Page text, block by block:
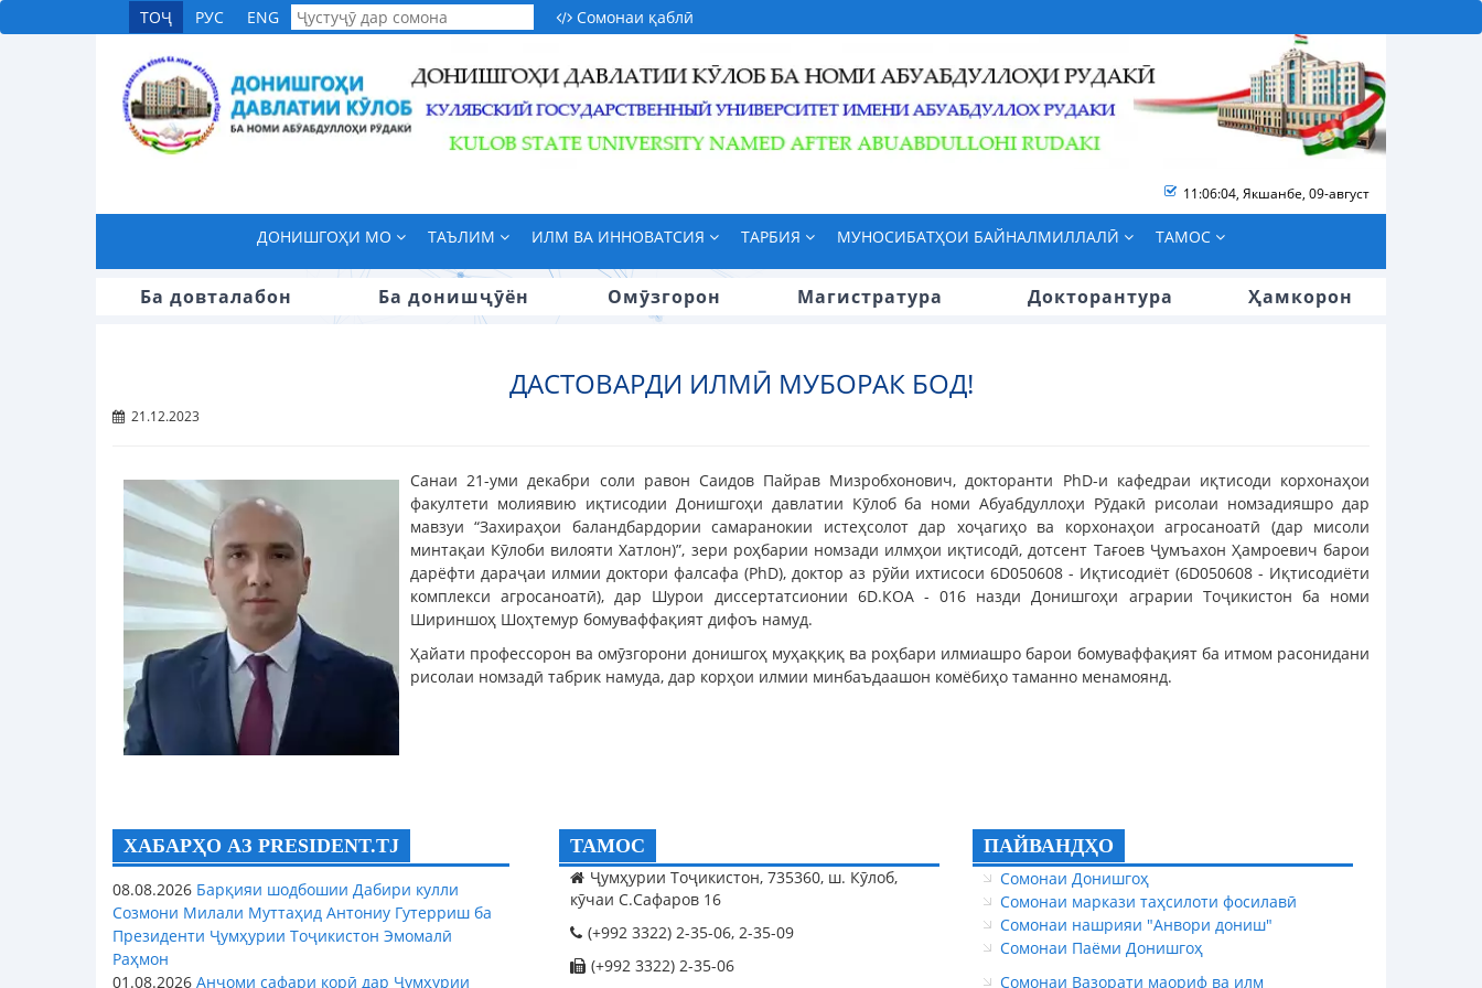
ТОҶ РУС ENG Сомонаи қаблӣ
11:06:04, Якшанбе, 09-август
ДОНИШГОҲИ МО ТАЪЛИМ ИЛМ ВА ИННОВАТСИЯ ТАРБИЯ МУНОСИБАТҲОИ БАЙНАЛМИЛЛАЛӢ ТАМОС
Ба довталабон Ба донишҷӯён Омӯзгорон Магистратура Докторантура Ҳамкорон
ДАСТОВАРДИ ИЛМӢ МУБОРАК БОД!
21.12.2023
Санаи 21-уми декабри соли равон Саидов Пайрав Мизробхонович, докторанти PhD-и кафедраи иқтисоди корхонаҳои
факултети молиявию иқтисодии Донишгоҳи давлатии Кӯлоб ба номи Абуабдуллоҳи Рӯдакӣ рисолаи номзадияшро дар
мавзуи “Захираҳои баландбардории самаранокии истеҳсолот дар хоҷагиҳо ва корхонаҳои агросаноатӣ (дар мисоли
минтақаи Кӯлоби вилояти Хатлон)”, зери роҳбарии номзади илмҳои иқтисодӣ, дотсент Тағоев Ҷумъахон Ҳамроевич барои
дарёфти дараҷаи илмии доктори фалсафа (PhD), доктор аз рӯйи ихтисоси 6D050608 - Иқтисодиёт (6D050608 - Иқтисодиёти
комплекси агросаноатӣ), дар Шурои диссертатсионии 6D.КОА - 016 назди Донишгоҳи аграрии Тоҷикистон ба номи
Шириншоҳ Шоҳтемур бомуваффақият дифоъ намуд.
Ҳайати профессорон ва омӯзгорони донишгоҳ муҳаққиқ ва роҳбари илмиашро барои бомуваффақият ба итмом расонидани
рисолаи номзадӣ табрик намуда, дар корҳои илмии минбаъдаашон комёбиҳо таманно менамоянд.
ХАБАРҲО АЗ PRESIDENT.TJ
08.08.2026 Барқияи шодбошии Дабири кулли
Созмони Милали Муттаҳид Антониу Гутерриш ба
Президенти Ҷумҳурии Тоҷикистон Эмомалӣ
Раҳмон
01.08.2026 Анҷоми сафари корӣ дар Ҷумҳурии
ТАМОС
Ҷумҳурии Тоҷикистон, 735360, ш. Кӯлоб,
кӯчаи С.Сафаров 16
(+992 3322) 2-35-06, 2-35-09
(+992 3322) 2-35-06
ПАЙВАНДҲО
Сомонаи Донишгоҳ
Сомонаи маркази таҳсилоти фосилавӣ
Сомонаи нашрияи "Анвори дониш"
Сомонаи Паёми Донишгоҳ
Сомонаи Вазорати маориф ва илм